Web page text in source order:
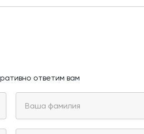
ответим вам